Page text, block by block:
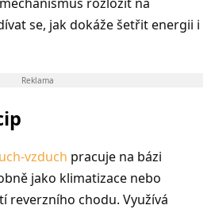
se, jak dokáže šetřit energii i
Reklama
vzduch pracuje na bázi
jako klimatizace nebo
reverzního chodu. Využívá